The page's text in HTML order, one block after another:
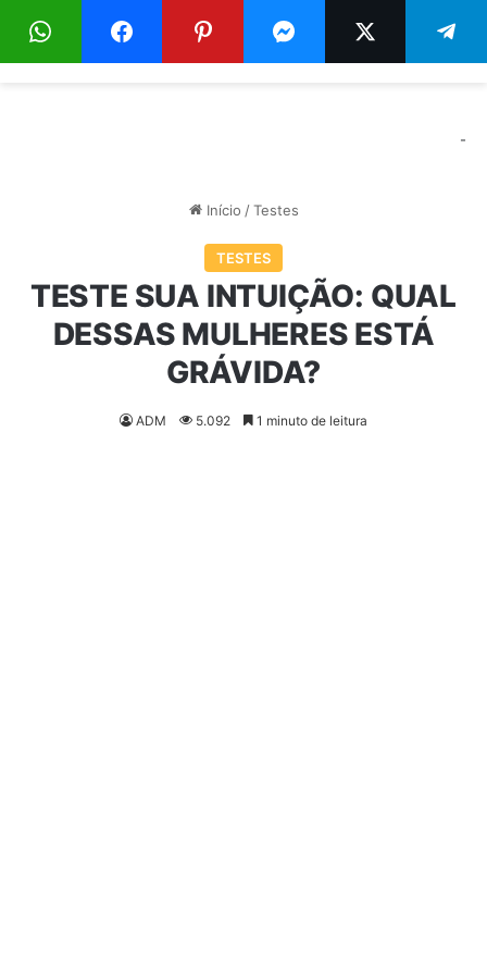
Menu
-
Início / Testes
TESTES
TESTE SUA INTUIÇÃO: QUAL
DESSAS MULHERES ESTÁ
GRÁVIDA?
ADM 5.092 1 minuto de leitura